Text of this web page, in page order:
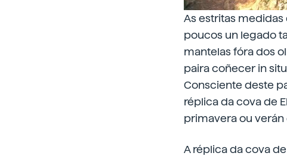
As estritas
poucos un legado
mantelas fóra dos
paira coñecer in
Consciente deste
réplica da cova de
primavera ou verán
A réplica da cova